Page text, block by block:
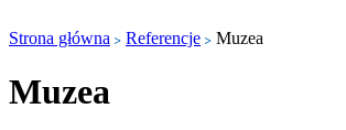
Strona główna Referencje Muzea
Muzea